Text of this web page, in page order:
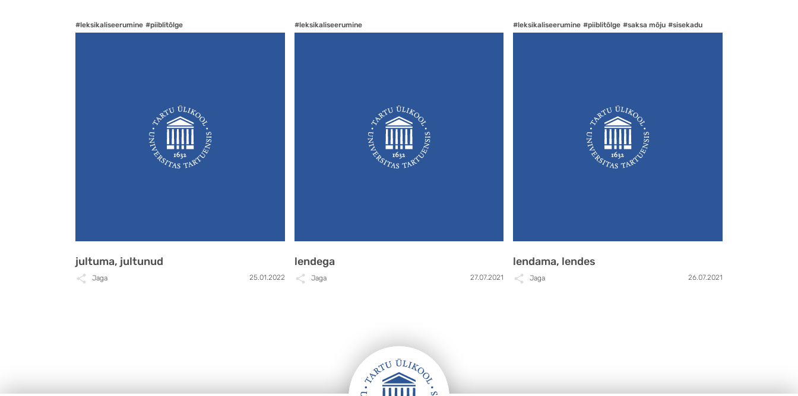
#leksikaliseerumine #piiblitõlge
jultuma, jultunud
Jaga 25.01.2022
#leksikaliseerumine
lendega
Jaga 27.07.2021
#leksikaliseerumine #piiblitõlge #saksa mõju #sisekadu
lendama, lendes
Jaga 26.07.2021